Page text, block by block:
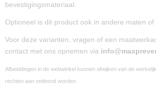
bevestigingsmateriaal.
Optioneel is dit product ook in andere maten of
Voor deze varianten, vragen of een
contact met ons opnemen via
Afbeeldingen in de webwinkel kunnen afwijken van de
rechten aan ontleend worden.